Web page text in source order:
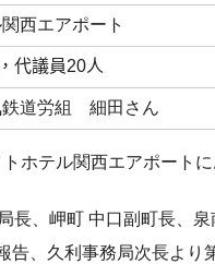
西エアポート
，代議員20人
道労組 細田さん
ホテル関西エアポート
、岬町 中口副町長、
告、久利事務局次長より